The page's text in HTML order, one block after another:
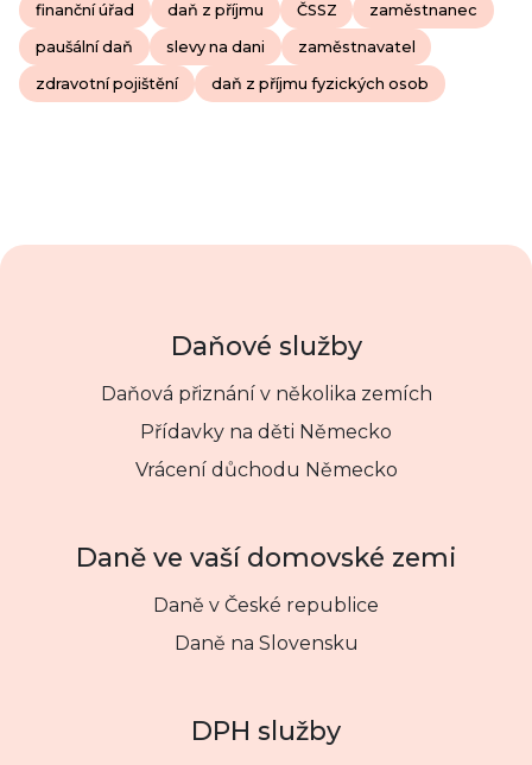
finanční úřad daň z příjmu ČSSZ zaměstnanec
paušální daň slevy na dani zaměstnavatel
zdravotní pojištění daň z příjmu fyzických osob
Daňové služby
Daňová přiznání v několika zemích
Přídavky na děti Německo
Vrácení důchodu Německo
Daně ve vaší domovské zemi
Daně v České republice
Daně na Slovensku
DPH služby